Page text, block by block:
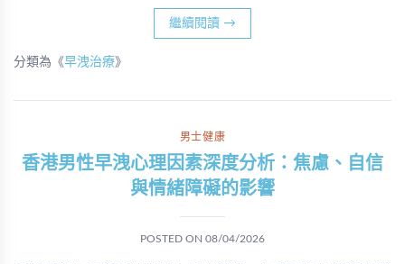
繼續閱讀 →
分類為《早洩治療》
男士健康
香港男性早洩心理因素深度分析：焦慮、自信
與情緒障礙的影響
POSTED ON 08/04/2026